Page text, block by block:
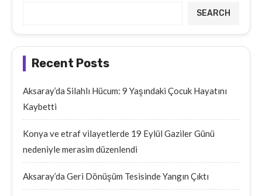
SEARCH
Recent Posts
Aksaray’da Silahlı Hücum: 9 Yaşındaki Çocuk Hayatını
Kaybetti
Konya ve etraf vilayetlerde 19 Eylül Gaziler Günü
nedeniyle merasim düzenlendi
Aksaray’da Geri Dönüşüm Tesisinde Yangın Çıktı